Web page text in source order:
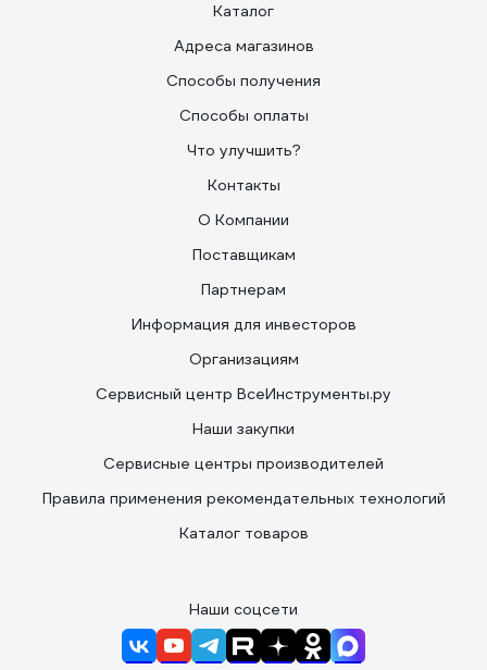
Каталог
Адреса магазинов
Способы получения
Способы оплаты
Что улучшить?
Контакты
О Компании
Поставщикам
Партнерам
Информация для инвесторов
Организациям
Сервисный центр ВсеИнструменты.ру
Наши закупки
Сервисные центры производителей
Правила применения рекомендательных технологий
Каталог товаров
Наши соцсети